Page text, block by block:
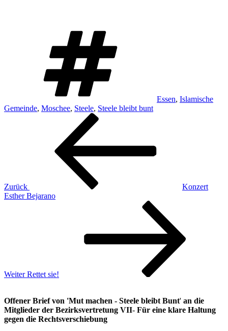
Essen, Islamische
Gemeinde, Moschee, Steele, Steele bleibt bunt
Beitragsnavigation
Zurück
Konzert
Esther Bejarano
Weiter Rettet sie!
Offener Brief von 'Mut machen - Steele bleibt Bunt' an die
Mitglieder der Bezirksvertretung VII- Für eine klare Haltung
gegen die Rechtsverschiebung